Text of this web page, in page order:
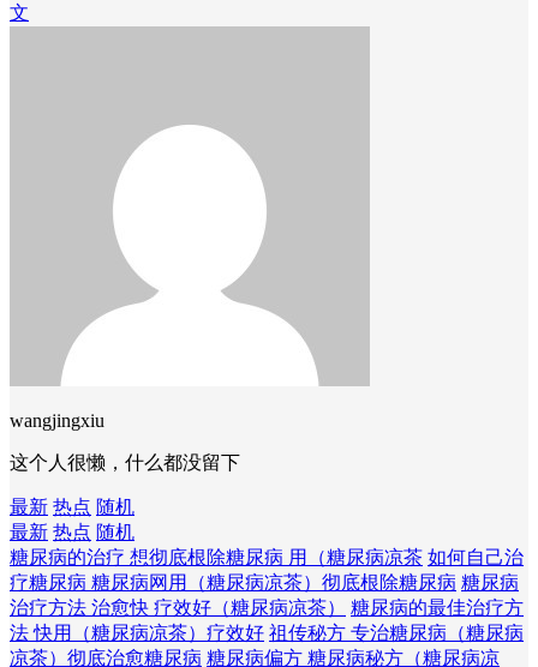
文
wangjingxiu
这个人很懒，什么都没留下
最新 热点 随机
最新 热点 随机
糖尿病的治疗 想彻底根除糖尿病 用（糖尿病凉茶 如何自己治
疗糖尿病 糖尿病网用（糖尿病凉茶）彻底根除糖尿病 糖尿病
治疗方法 治愈快 疗效好（糖尿病凉茶）
糖尿病的最佳治疗方
法 快用（糖尿病凉茶）疗效好 祖传秘方 专治糖尿病（糖尿病
凉茶）彻底治愈糖尿病 糖尿病偏方 糖尿病秘方（糖尿病凉